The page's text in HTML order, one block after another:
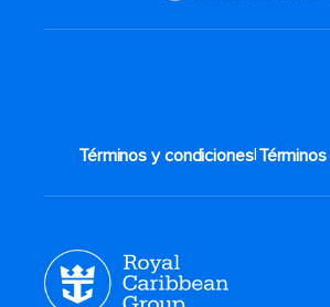
Términos y condiciones|